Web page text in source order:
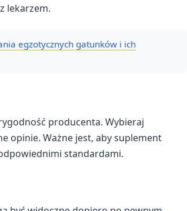
lekarzem.
egzotycznych gatunków i ich
producenta. Wybieraj
opinie. Ważne jest, aby suplement
standardami.